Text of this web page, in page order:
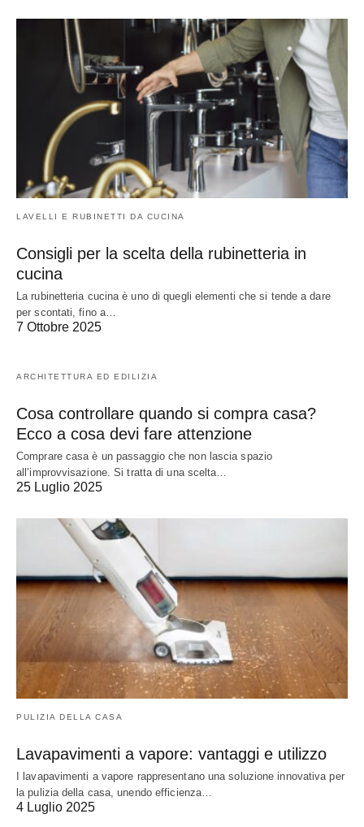
LAVELLI E RUBINETTI DA CUCINA
Consigli per la scelta della rubinetteria in
cucina
La rubinetteria cucina è uno di quegli elementi che si tende a dare
per scontati, fino a…
7 Ottobre 2025
ARCHITETTURA ED EDILIZIA
Cosa controllare quando si compra casa?
Ecco a cosa devi fare attenzione
Comprare casa è un passaggio che non lascia spazio
all’improvvisazione. Si tratta di una scelta…
25 Luglio 2025
PULIZIA DELLA CASA
Lavapavimenti a vapore: vantaggi e utilizzo
I lavapavimenti a vapore rappresentano una soluzione innovativa per
la pulizia della casa, unendo efficienza…
4 Luglio 2025